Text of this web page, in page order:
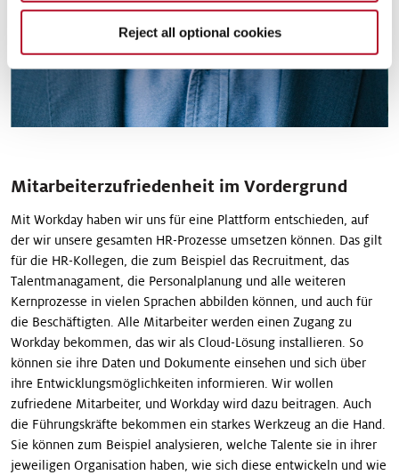
Reject all optional cookies
Mitarbeiterzufriedenheit im Vordergrund
Mit Workday haben wir uns für eine Plattform entschieden, auf
der wir unsere gesamten HR-Prozesse umsetzen können. Das gilt
für die HR-Kollegen, die zum Beispiel das ­Recruitment, das
Talentmanagament, die Personalplanung und alle weiteren
Kernprozesse in vielen Sprachen abbilden können, und auch für
die Beschäftigten. Alle Mitarbeiter werden einen Zugang zu
Workday bekommen, das wir als Cloud-Lösung in­stallieren. So
können sie ihre Daten und Dokumente einsehen und sich über
ihre Entwicklungsmöglichkeiten informieren. Wir wollen
zufriedene Mitarbeiter, und Workday wird dazu beitragen. Auch
die Führungskräfte bekommen ein starkes Werkzeug an die Hand.
Sie können zum Beispiel analysieren, welche Talente sie in ihrer
jeweiligen Organisation haben, wie sich diese entwickeln und wie